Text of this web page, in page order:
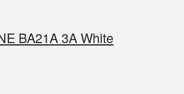
BA21A 3A White